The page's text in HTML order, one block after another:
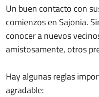
Un buen contacto con
comienzos en Sajonia.
conocer a nuevos
amistosamente, otros
Hay algunas reglas
agradable: